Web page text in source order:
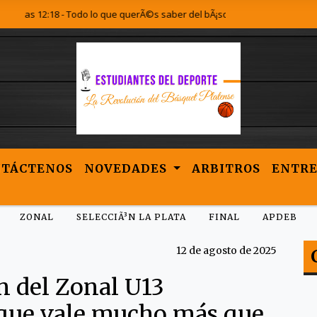
12:18 - Todo lo que querÃ©s saber del bÃ¡squet Platense lo encontrÃ¡s
NOVEDADES ARBITROS
ZONAL SELECCIÃ³N LA PLATA FINAL APDEB
12 de agosto de 2025
del Zonal U13